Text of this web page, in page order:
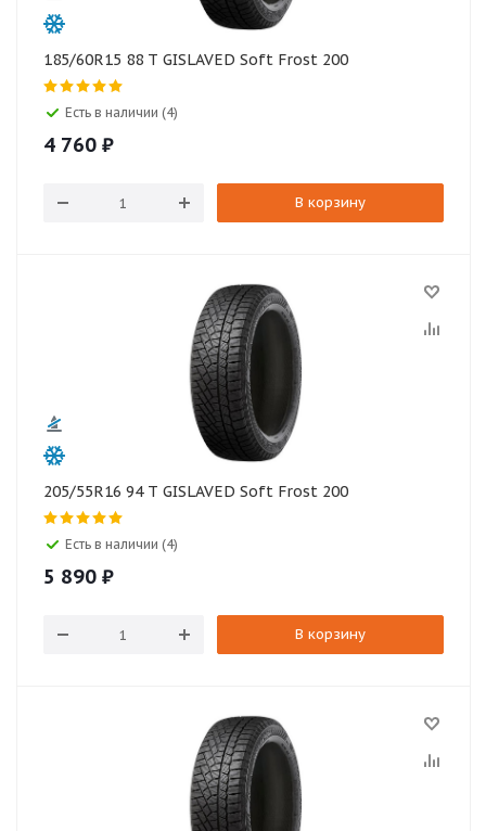
185/60R15 88 T GISLAVED Soft Frost 200
Есть в наличии (4)
4 760 ₽
В корзину
205/55R16 94 T GISLAVED Soft Frost 200
Есть в наличии (4)
5 890 ₽
В корзину